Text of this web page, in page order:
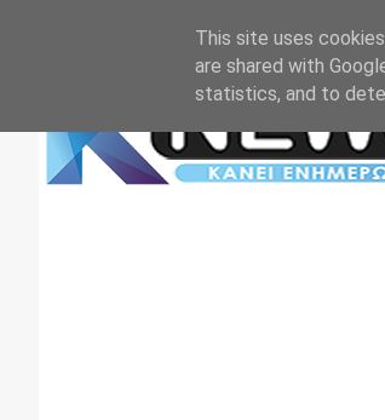
This site uses
are shared with
statistics, and to